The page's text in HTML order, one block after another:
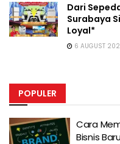
Dari
Surabaya
Loyal*
6 AUGUST
POPULER
Cara
Bisnis